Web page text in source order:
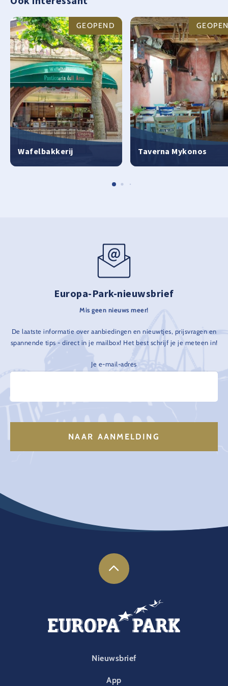
GEOPEND
Wafelbakkerij Taverna Mykonos
Europa-Park-nieuwsbrief
Mis geen nieuws meer!
De laatste informatie over aanbiedingen en nieuwtjes, prijsvragen en
spannende tips - direct in je mailbox! Het best schrijf je je meteen in!
Je e-mail-adres
FOOTER-PARK
Nieuwsbrief
App